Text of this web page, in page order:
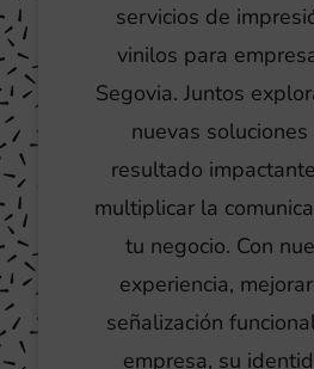
servicios de
vinilos para
Segovia. Juntos
nuevas soluciones
resultado
multiplicar la
tu negocio. Con
experiencia,
señalización
empresa, su